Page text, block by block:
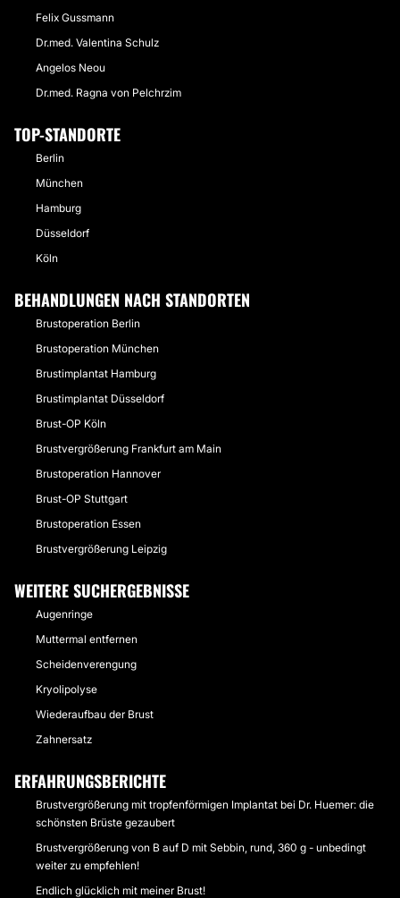
Felix Gussmann
Dr.med. Valentina Schulz
Angelos Neou
Dr.med. Ragna von Pelchrzim
TOP-STANDORTE
Berlin
München
Hamburg
Düsseldorf
Köln
BEHANDLUNGEN NACH STANDORTEN
Brustoperation Berlin
Brustoperation München
Brustimplantat Hamburg
Brustimplantat Düsseldorf
Brust-OP Köln
Brustvergrößerung Frankfurt am Main
Brustoperation Hannover
Brust-OP Stuttgart
Brustoperation Essen
Brustvergrößerung Leipzig
WEITERE SUCHERGEBNISSE
Augenringe
Muttermal entfernen
Scheidenverengung
Kryolipolyse
Wiederaufbau der Brust
Zahnersatz
ERFAHRUNGSBERICHTE
Brustvergrößerung mit tropfenförmigen Implantat bei Dr. Huemer: die
schönsten Brüste gezaubert
Brustvergrößerung von B auf D mit Sebbin, rund, 360 g - unbedingt
weiter zu empfehlen!
Endlich glücklich mit meiner Brust!